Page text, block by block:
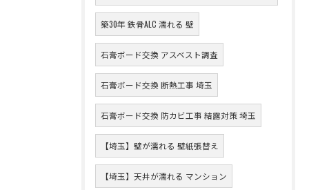
築30年 鉄骨ALC 濡れる 壁
石膏ボード交換 アスベスト調査
石膏ボード交換 断熱工事 埼玉
石膏ボード交換 防カビ工事 結露対策 埼玉
【埼玉】壁が濡れる 壁紙張替え
【埼玉】天井が濡れる マンション